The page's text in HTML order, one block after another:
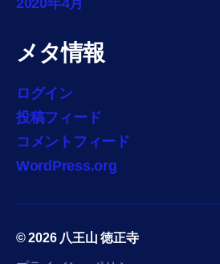
2020年4月
メタ情報
ログイン
投稿フィード
コメントフィード
WordPress.org
© 2026 八王山 徳正寺